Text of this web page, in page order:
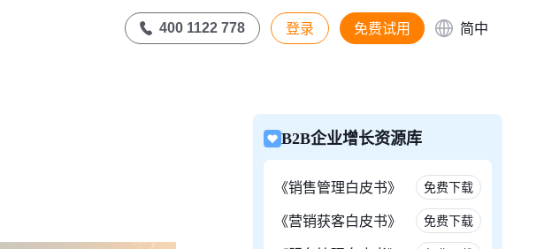
400 1122 778 登录 免费试用 简中
B2B企业增长资源库
《销售管理白皮书》 免费下载
《营销获客白皮书》 免费下载